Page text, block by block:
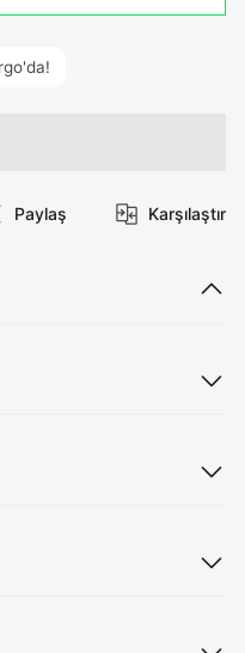
Paylaş Karşılaştır